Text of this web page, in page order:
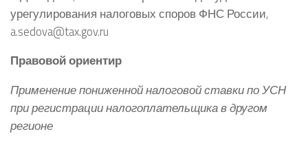
урегулирования налоговых споров ФНС России,
a.sedova@tax.gov.ru
Правовой ориентир
Применение пониженной налоговой ставки по УСН
при регистрации налогоплательщика в другом
регионе